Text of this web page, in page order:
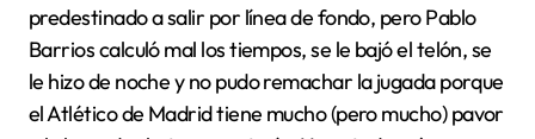
predestinado a salir por línea de fondo, pero Pablo
Barrios calculó mal los tiempos, se le bajó el telón, se
le hizo de noche y no pudo remachar la jugada porque
el Atlético de Madrid tiene mucho (pero mucho) pavor